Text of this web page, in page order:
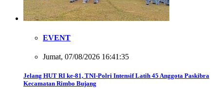
EVENT
Jumat, 07/08/2026 16:41:35
Jelang HUT RI ke-81, TNI-Polri Intensif Latih 45 Anggota Paskibra
Kecamatan Rimbo Bujang